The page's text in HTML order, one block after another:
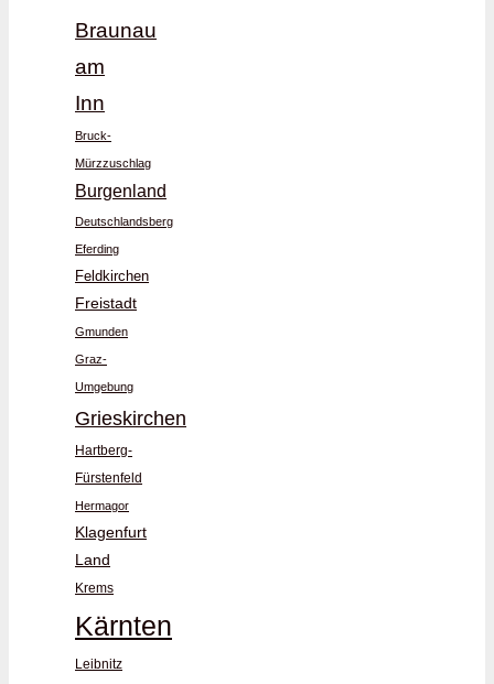
Braunau
am
Inn
Bruck-
Mürzzuschlag
Burgenland
Deutschlandsberg
Eferding
Feldkirchen
Freistadt
Gmunden
Graz-
Umgebung
Grieskirchen
Hartberg-
Fürstenfeld
Hermagor
Klagenfurt
Land
Krems
Kärnten
Leibnitz